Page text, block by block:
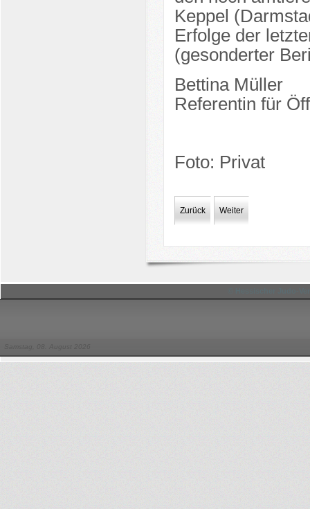
Keppel
Erfolge der
(gesonderter
Bettina Müller
Referentin für
Foto: Privat
Zurück Weiter